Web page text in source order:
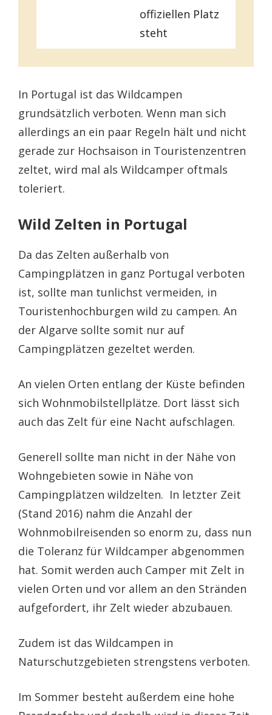
offiziellen Platz
steht
In Portugal ist das Wildcampen
grundsätzlich verboten. Wenn man sich
allerdings an ein paar Regeln hält und nicht
gerade zur Hochsaison in Touristenzentren
zeltet, wird mal als Wildcamper oftmals
toleriert.
Wild Zelten in Portugal
Da das Zelten außerhalb von
Campingplätzen in ganz Portugal verboten
ist, sollte man tunlichst vermeiden, in
Touristenhochburgen wild zu campen. An
der Algarve sollte somit nur auf
Campingplätzen gezeltet werden.
An vielen Orten entlang der Küste befinden
sich Wohnmobilstellplätze. Dort lässt sich
auch das Zelt für eine Nacht aufschlagen.
Generell sollte man nicht in der Nähe von
Wohngebieten sowie in Nähe von
Campingplätzen wildzelten. In letzter Zeit
(Stand 2016) nahm die Anzahl der
Wohnmobilreisenden so enorm zu, dass nun
die Toleranz für Wildcamper abgenommen
hat. Somit werden auch Camper mit Zelt in
vielen Orten und vor allem an den Stränden
aufgefordert, ihr Zelt wieder abzubauen.
Zudem ist das Wildcampen in
Naturschutzgebieten strengstens verboten.
Im Sommer besteht außerdem eine hohe